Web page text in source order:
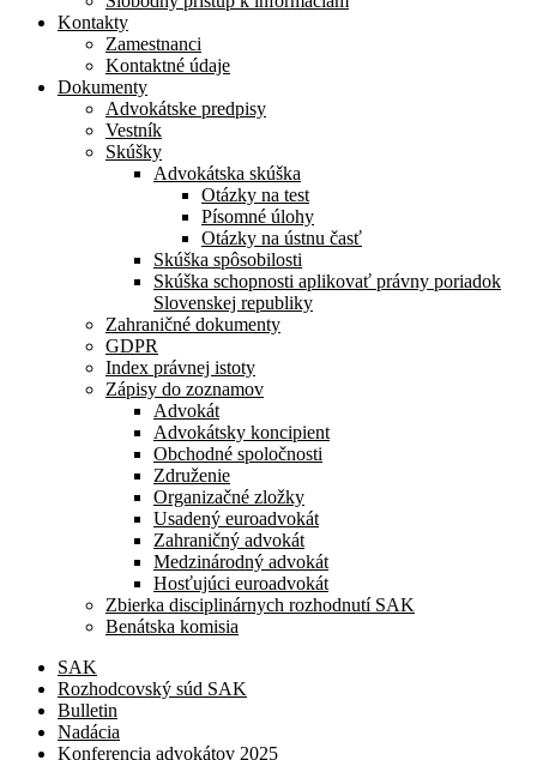
Kontakty
Zamestnanci
Kontaktné údaje
Dokumenty
Advokátske predpisy
Vestník
Skúšky
Advokátska skúška
Otázky na test
Písomné úlohy
Otázky na ústnu časť
Skúška spôsobilosti
Skúška schopnosti aplikovať právny poriadok
Slovenskej republiky
Zahraničné dokumenty
GDPR
Index právnej istoty
Zápisy do zoznamov
Advokát
Advokátsky koncipient
Obchodné spoločnosti
Združenie
Organizačné zložky
Usadený euroadvokát
Zahraničný advokát
Medzinárodný advokát
Hosťujúci euroadvokát
Zbierka disciplinárnych rozhodnutí SAK
Benátska komisia
SAK
Rozhodcovský súd SAK
Bulletin
Nadácia
Konferencia advokátov 2025